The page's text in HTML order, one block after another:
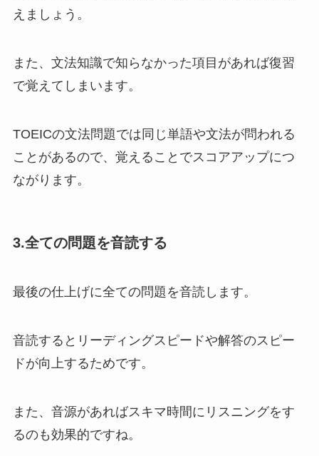
えましょう。
また、文法知識で知らなかった項目があれば復習
で覚えてしまいます。
TOEICの文法問題では同じ単語や文法が問われる
ことがあるので、覚えることでスコアアップにつ
ながります。
3.全ての問題を音読する
最後の仕上げに全ての問題を音読します。
音読するとリーディングスピードや解答のスピー
ドが向上するためです。
また、音源があればスキマ時間にリスニングをす
るのも効果的ですね。